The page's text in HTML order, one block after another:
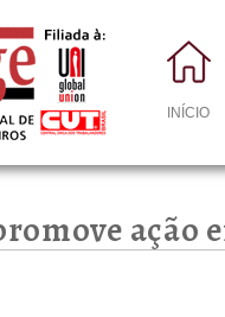
INÍCIO
ação